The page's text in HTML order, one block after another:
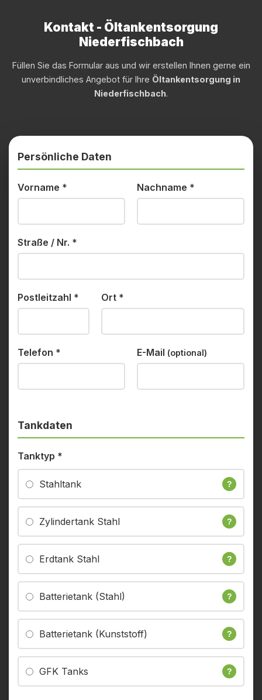
Kontakt - Öltankentsorgung
Niederfischbach
Füllen Sie das Formular aus und wir erstellen Ihnen gerne ein
unverbindliches Angebot für Ihre Öltankentsorgung in
Niederfischbach.
Persönliche Daten
Vorname * Nachname *
Straße / Nr. *
Postleitzahl * Ort *
Telefon * E-Mail (optional)
Tankdaten
Tanktyp *
Stahltank ?
Zylindertank Stahl ?
Erdtank Stahl ?
Batterietank (Stahl) ?
Batterietank (Kunststoff) ?
GFK Tanks ?